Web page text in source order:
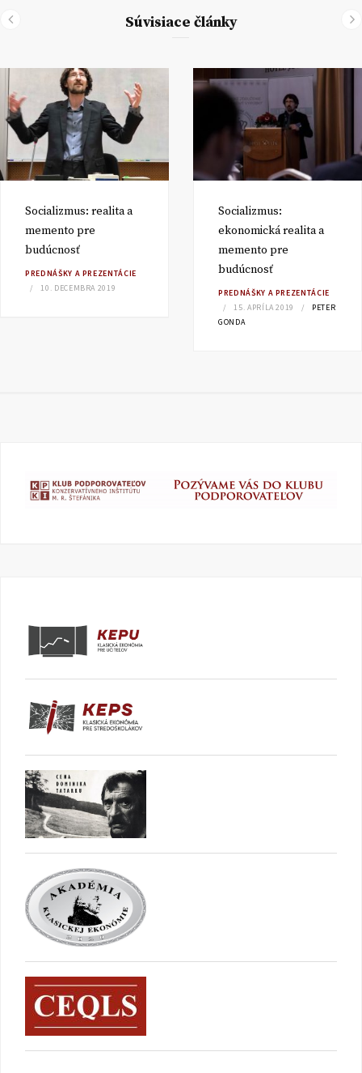
Súvisiace články
Socializmus: realita a
memento pre
budúcnosť
PREDNÁŠKY A PREZENTÁCIE
10. DECEMBRA 2019
Socializmus:
ekonomická realita a
memento pre
budúcnosť
PREDNÁŠKY A PREZENTÁCIE
15. APRÍLA 2019
PETER
GONDA